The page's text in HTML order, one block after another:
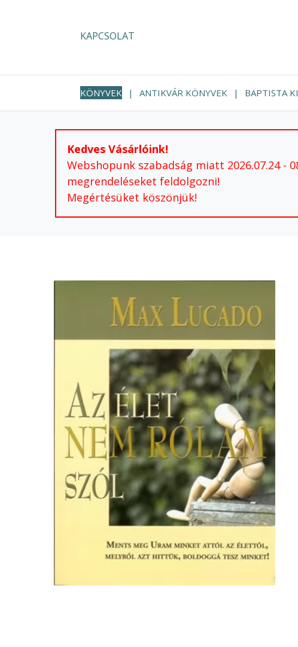
KAPCSOLAT
KÖNYVEK ANTIKVÁR KÖNYVEK BAPTISTA
Kedves Vásárlóink!
Webshopunk szabadság miatt 2026.07.24 -
megrendeléseket feldolgozni!
Megértésüket köszönjük!